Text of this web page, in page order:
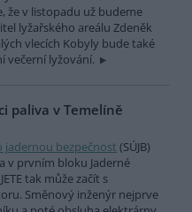
že v listopadu už budeme
lyžařského areálu Zdeněk
vlecích Kobyly bude také
večerní lyžování.
paliva v Temelíně
jadernou bezpečnost (SÚJB)
v prvním bloku Jaderné
tak může začít s
Směnový inženýr nejprve